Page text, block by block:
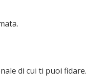
di cui ti puoi fidare.